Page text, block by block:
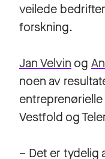
veilede
forskning.
Jan Velvin og
noen av
Vestfold og
– Det er tydelig